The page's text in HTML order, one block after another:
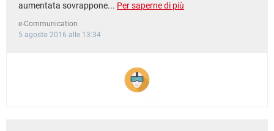
aumentata sovrappone... Per saperne di più
e-Communication
5 agosto 2016 alle 13:34